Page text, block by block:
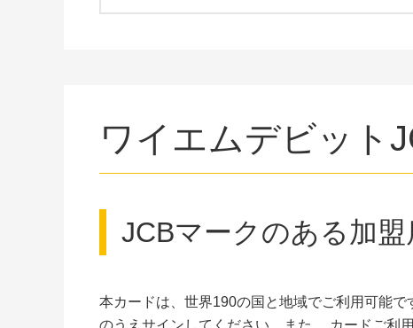
ワイエムデビット
JCBマークのある加
本カードは、世界190の国と地域でご利用可能